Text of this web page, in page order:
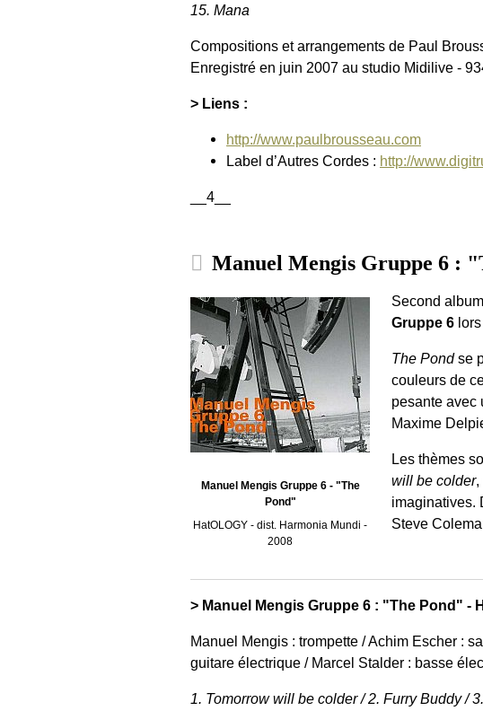
15. Mana
Compositions et arrangements de Paul
Enregistré en juin 2007 au studio Midilive -
> Liens :
http://www.paulbrousseau.com
Label d’Autres Cordes : http://
__4__
Manuel Mengis Gruppe 6 :
Manuel Mengis Gruppe 6 - "The
Pond"
HatOLOGY - dist. Harmonia Mundi -
2008
Second
Gruppe 6
The Pondse
couleurs de
pesante avec
Maxime
Les thèmes
will be colder,
imaginatives.
Steve
> Manuel Mengis Gruppe 6 : "The Pond" -
Manuel Mengis : trompette / Achim Escher :
guitare électrique / Marcel Stalder : basse
1. Tomorrow will be colder / 2. Furry Buddy /